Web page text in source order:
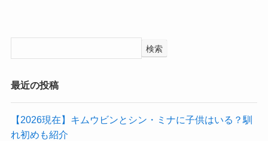
検索
最近の投稿
【2026現在】キムウビンとシン・ミナに子供はいる？馴
れ初めも紹介